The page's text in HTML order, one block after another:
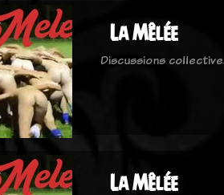
La Mêlée
Discussions
La Mêlée